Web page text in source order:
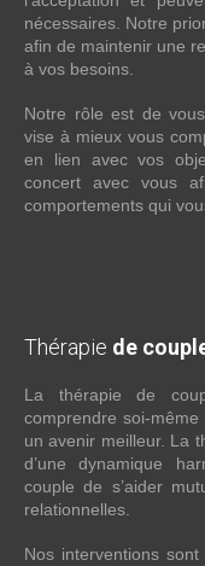
nécessaires. Notre
afin de maintenir une
à vos besoins.
Notre rôle est de
vise à mieux vous
en lien avec vos
concert avec vous
comportements qui
Thérapie de
La thérapie de
comprendre soi-
un avenir meilleur. La
d’une dynamique
couple de s’aider
relationnelles.
Nos interventions